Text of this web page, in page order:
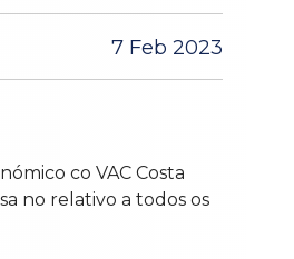
7 Feb 2023
co VAC Costa
no relativo a todos os